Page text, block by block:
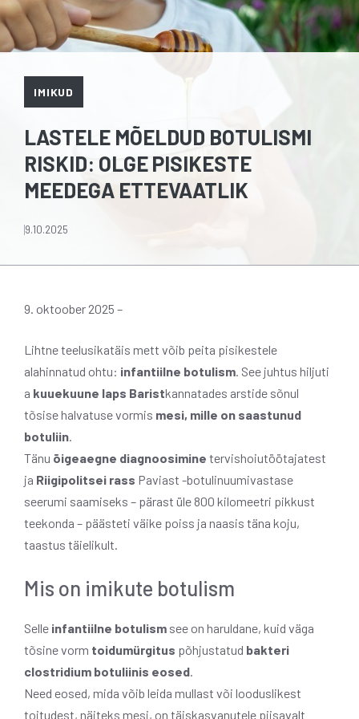
IMIKUD
LASTELE MÕELDUD BOTULISMI
RISKID: OLGE PISIKESTE
MEEDEGA ETTEVAATLIK
9.10.2025
9. oktoober 2025 –
Lihtne teelusikatäis mett võib peita pisikestele
alahinnatud ohtu: infantiilne botulism . See juhtus hiljuti
a kuuekuune laps Baristkannatades arstide sõnul
tõsise halvatuse vormis mesi, mille on saastunud
botuliin
Tänu õigeaegne diagnoosimine tervishoiutöötajatest
ja Riigipolitsei rass Paviast -botulinuumivastase
seerumi saamiseks – pärast üle 800 kilomeetri pikkust
teekonda – päästeti väike poiss ja naasis täna koju,
taastus täielikult.
Mis on imikute botulism
Selle infantiilne botulism see on haruldane, kuid väga
tõsine vorm toidumürgitus põhjustatud bakteri
clostridium botuliinis eosed
Need eosed, mida võib leida mullast või looduslikest
toitudest, näiteks mesi, on täiskasvanutele piisavalt